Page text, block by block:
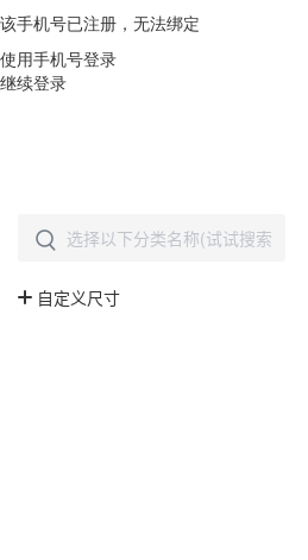
该手机号已注册，无法绑定
使用手机号登录
继续登录